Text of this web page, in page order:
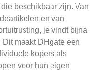
beschikbaar zijn. Van
en van
je vindt bijna
maakt DHgate een
kopers als
voor hun eigen